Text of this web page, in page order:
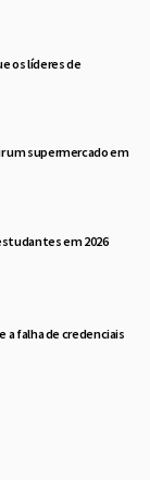
os líderes de
um supermercado em
em 2026
a falha de credenciais